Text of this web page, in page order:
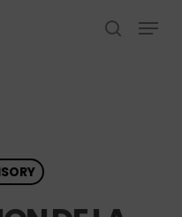
search
Menu